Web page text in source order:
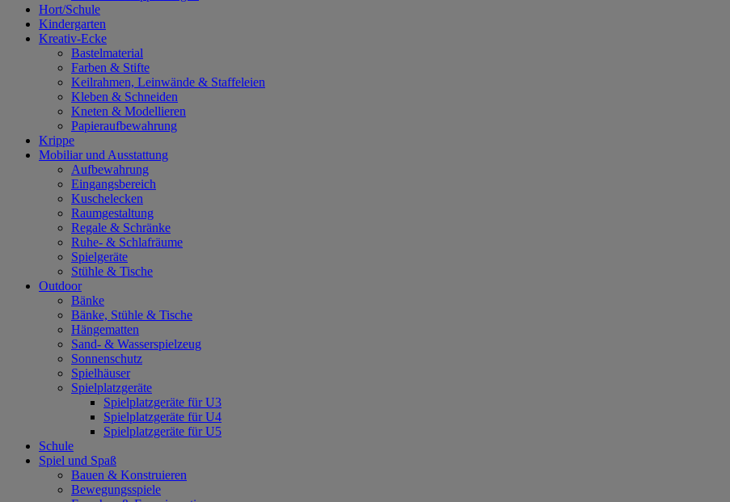
Hort/Schule
Kindergarten
Kreativ-Ecke
Bastelmaterial
Farben & Stifte
Keilrahmen, Leinwände & Staffeleien
Kleben & Schneiden
Kneten & Modellieren
Papieraufbewahrung
Krippe
Mobiliar und Ausstattung
Aufbewahrung
Eingangsbereich
Kuschelecken
Raumgestaltung
Regale & Schränke
Ruhe- & Schlafräume
Spielgeräte
Stühle & Tische
Outdoor
Bänke
Bänke, Stühle & Tische
Hängematten
Sand- & Wasserspielzeug
Sonnenschutz
Spielhäuser
Spielplatzgeräte
Spielplatzgeräte für U3
Spielplatzgeräte für U4
Spielplatzgeräte für U5
Schule
Spiel und Spaß
Bauen & Konstruieren
Bewegungsspiele